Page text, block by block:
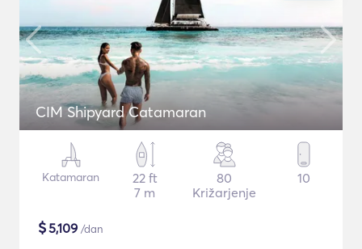
CIM Shipyard Catamaran
Katamaran
22 ft
7 m
80
Križarjenje
10
$5,109 /dan